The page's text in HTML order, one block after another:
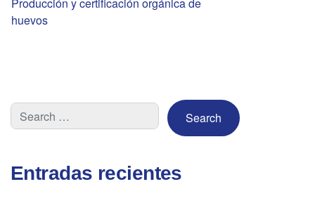
huevos
Entradas recientes